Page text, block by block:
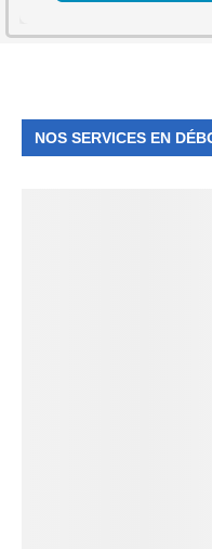
NOS SERVICES EN